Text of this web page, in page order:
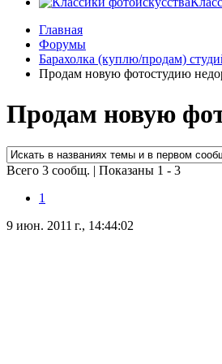
Главная
Форумы
Барахолка (куплю/продам)
Продам новую фотостудию
Продам новую
Всего 3 сообщ. | Показаны 1 - 3
1
9 июн. 2011 г., 14:44:02